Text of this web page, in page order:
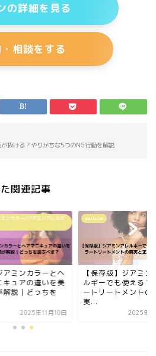
の詳細を見る
相談をする
が抜ける？やりがちな5つのNG行動を解説
関連記事
ンカラー/ジアミンアレルギ
アミンカラーとヘ
キュアの違いを美
解説｜どっちを
2025年11月10日
youtube
【保存版】ジアミン
ルギーでも使える？
ートリートメントの
実...
2025年7